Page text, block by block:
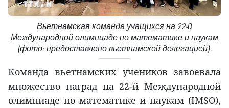
Вьетнамская команда учащихся на 22-й
Международной олимпиаде по математике и наукам
(фото: предоставлено вьетнамской делегацией).
Команда вьетнамских учеников завоевала
множество наград на 22-й Международной
олимпиаде по математике и наукам (IMSO),